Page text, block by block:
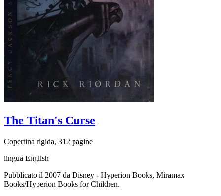
The Titan's Curse
Copertina rigida, 312 pagine
lingua English
Pubblicato il 2007 da Disney - Hyperion Books, Miramax
Books/Hyperion Books for Children.